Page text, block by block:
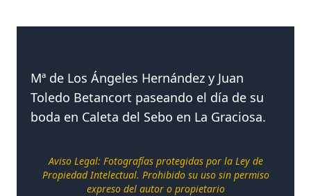
TEMAS
NO SE PUDO CARGAR CATEGORIAS +
CONTACTAR
Mª de Los Ángeles Hernández y Juan
Toledo Betancort paseando el día de su
boda en Caleta del Sebo en La Graciosa.
Aviso Legal: Fotografías protegidas por la Ley de
Propiedad Intelectual. Prohibido su uso sin permiso
expreso del autor o propietario